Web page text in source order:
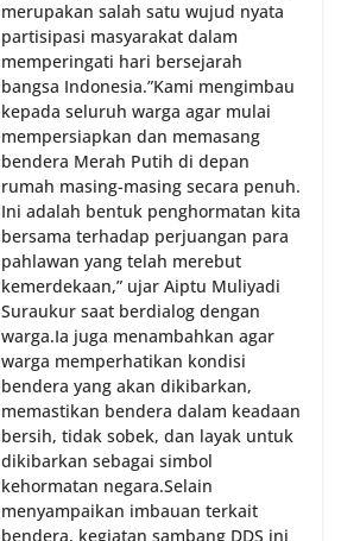
merupakan salah satu wujud nyata
partisipasi masyarakat dalam
memperingati hari bersejarah
bangsa Indonesia.‎‎”Kami mengimbau
kepada seluruh warga agar mulai
mempersiapkan dan memasang
bendera Merah Putih di depan
rumah masing-masing secara penuh.
Ini adalah bentuk penghormatan kita
bersama terhadap perjuangan para
pahlawan yang telah merebut
kemerdekaan,” ujar Aiptu Muliyadi
Suraukur saat berdialog dengan
warga.‎‎Ia juga menambahkan agar
warga memperhatikan kondisi
bendera yang akan dikibarkan,
memastikan bendera dalam keadaan
bersih, tidak sobek, dan layak untuk
dikibarkan sebagai simbol
kehormatan negara.‎‎‎Selain
menyampaikan imbauan terkait
bendera, kegiatan sambang DDS ini